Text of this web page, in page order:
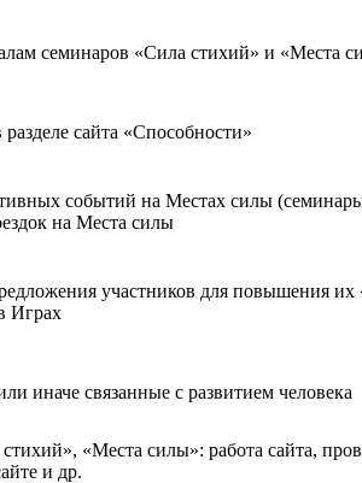
семинаров «Сила стихий» и «Места
сайта «Способности»
событий на Местах силы
на Места силы
участников для повышения их
Играх
иначе связанные с развитием человека
«Места силы»: работа сайта,
и др.